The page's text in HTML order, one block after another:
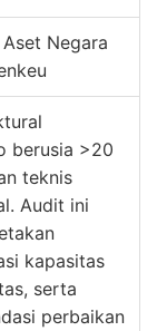
Negara
berusia >20
teknis
Audit ini
kapasitas
serta
perbaikan